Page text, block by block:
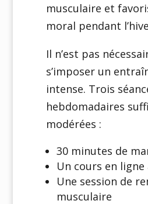
musculaire et
moral pendant
Il n’est pas
s’imposer un
intense. Trois
hebdomadaires
modérées :
30 minutes de
Un cours en
Une session de
musculaire